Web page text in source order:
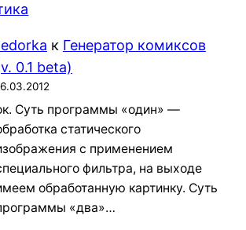
к Генератор комиксов
0.1 beta)
Суть программы «один» —
статического
с применением
фильтра, на выходе
обработанную картинку. Суть
«два»…